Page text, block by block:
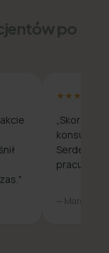
po
★★★★★
pracuje
— Marcin W.